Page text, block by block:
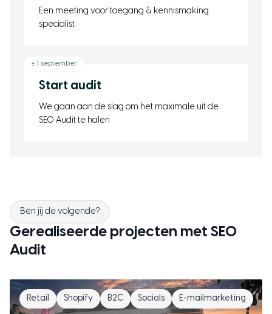
Een meeting voor toegang & kennismaking
specialist
± 1 september
Start audit
We gaan aan de slag om het maximale uit de
SEO Audit te halen
Ben jij de volgende?
Gerealiseerde projecten met SEO
Audit
Retail Shopify B2C Socials E-mailmarketing